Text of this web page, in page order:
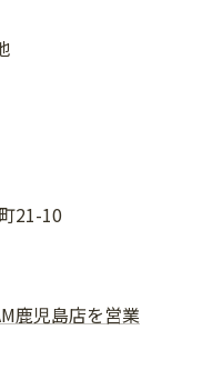
21-10
鹿児島店を営業